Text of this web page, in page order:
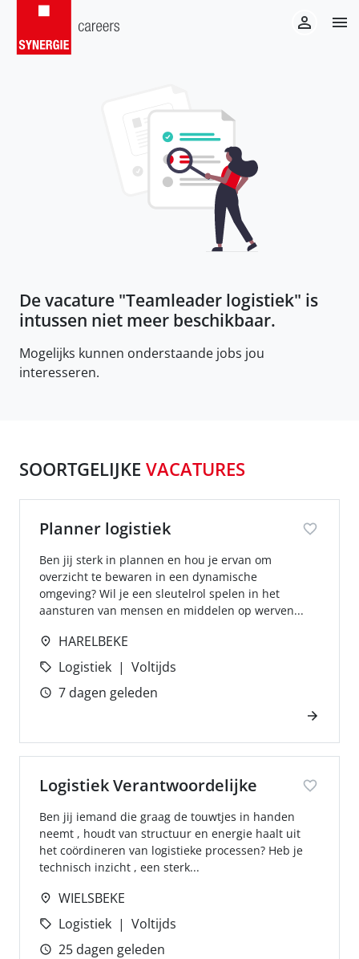
De vacature "Teamleader logistiek" is
intussen niet meer beschikbaar.
Mogelijks kunnen onderstaande jobs jou
interesseren.
SOORTGELIJKE VACATURES
Planner logistiek
Ben jij sterk in plannen en hou je ervan om
overzicht te bewaren in een dynamische
omgeving? Wil je een sleutelrol spelen in het
aansturen van mensen en middelen op werven...
HARELBEKE
Logistiek
Voltijds
7 dagen geleden
Logistiek Verantwoordelijke
Ben jij iemand die graag de touwtjes in handen
neemt , houdt van structuur en energie haalt uit
het coördineren van logistieke processen? Heb je
technisch inzicht , een sterk...
WIELSBEKE
Logistiek
Voltijds
25 dagen geleden